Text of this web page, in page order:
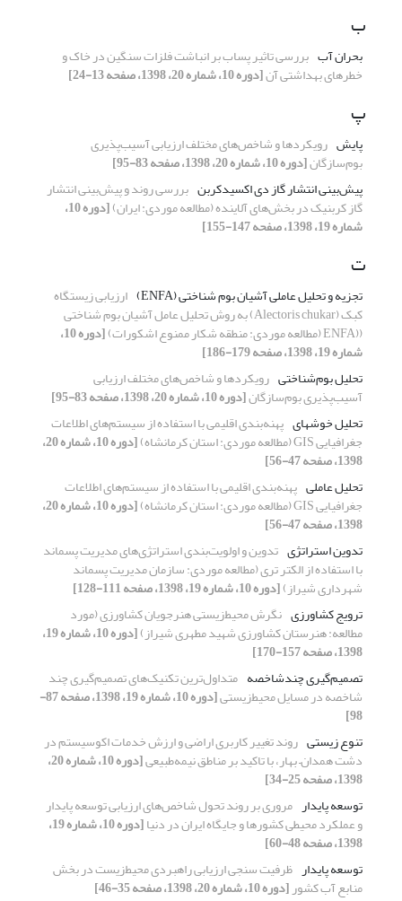
ب
بحران آب بررسی تاثیر پساب بر انباشت فلزات سنگین در خاک و
خطرهای بهداشتی آن[دوره 10، شماره 20، 1398، صفحه 13-24]
پ
پایش رویکردها و شاخص‌های مختلف ارزیابی آسیب‌پذیری
بوم‌سازگان[دوره 10، شماره 20، 1398، صفحه 83-95]
پیش‌‌بینی انتشار گاز دی اکسیدکربن بررسی روند و پیش‌‌بینی انتشار
گاز کربنیک در بخش‌‌های آلاینده (مطالعه موردی: ایران) [دوره 10،
شماره 19، 1398، صفحه 147-155]
ت
تجزیه و تحلیل عاملی آشیان بوم شناختی (ENFA) ارزیابی زیستگاه
کبک (Alectoris chukar) به روش تحلیل عامل آشیان بوم شناختی
((ENFA (مطالعه موردی: منطقه شکار ممنوع اشکورات) [دوره 10،
شماره 19، 1398، صفحه 179-186]
تحلیل بوم‌شناختی رویکردها و شاخص‌های مختلف ارزیابی
آسیب‌پذیری بوم‌سازگان[دوره 10، شماره 20، 1398، صفحه 83-95]
تحلیل خوشهای ‌پهنه‌بندی اقلیمی با استفاده از سیستم‌های اطلاعات
جغرافیایی GIS (مطالعه موردی: استان کرمانشاه) [دوره 10، شماره 20،
1398، صفحه 47-56]
تحلیل عاملی ‌پهنه‌بندی اقلیمی با استفاده از سیستم‌های اطلاعات
جغرافیایی GIS (مطالعه موردی: استان کرمانشاه) [دوره 10، شماره 20،
1398، صفحه 47-56]
تدوین استراتژی تدوین و اولویت‌‌بندی استراتژی‌‌های مدیریت پسماند
با استفاده از الکتر تری (مطالعه موردی: سازمان مدیریت پسماند
شهرداری شیراز)[دوره 10، شماره 19، 1398، صفحه 111-128]
ترویج کشاورزی نگرش ‌محیط‌زیستی هنرجویان کشاورزی (مورد
مطالعه: هنرستان کشاورزی شهید مطهری شیراز) [دوره 10، شماره 19،
1398، صفحه 157-170]
تصمیم‌گیری چندشاخصه متداول‌ترین تکنیک‌های تصمیم‌گیری چند
شاخصه در مسایل محیط‌زیستی [دوره 10، شماره 19، 1398، صفحه 87-
98]
تنوع زیستی روند تغییر کاربری اراضی و ارزش خدمات اکوسیستم در
دشت همدان– بهار، با تاکید بر مناطق نیمه‌طبیعی [دوره 10، شماره 20،
1398، صفحه 25-34]
توسعه پایدار مروری بر روند تحول شاخص‌های ارزیابی توسعه پایدار
و عملکرد محیطی کشورها و جایگاه ایران در دنیا [دوره 10، شماره 19،
1398، صفحه 48-60]
توسعه پایدار ظرفیت سنجی ارزیابی راهبردی محیط‌زیست در بخش
منابع آب کشور[دوره 10، شماره 20، 1398، صفحه 35-46]